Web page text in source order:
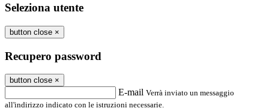
Seleziona utente
button close ×
Recupero password
button close ×
E-mail Verrà inviato un messaggio
all'indirizzo indicato con le istruzioni necessarie.